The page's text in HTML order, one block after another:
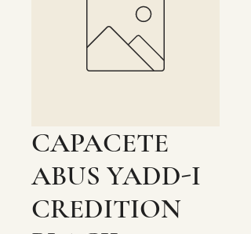
CAPACETE
ABUS YADD-I
CREDITION